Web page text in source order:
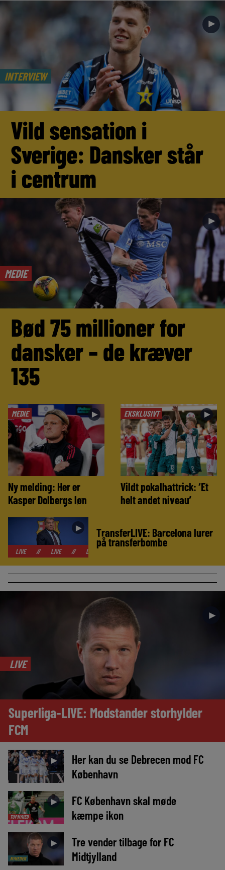
INTERVIEW
►
Vild sensation i
Sverige: Dansker står
i centrum
MEDIE
►
Bød 75 millioner for
dansker – de kræver
135
MEDIE ►
Ny melding: Her er
Kasper Dolbergs løn
EKSKLUSIVT ►
Vildt pokalhattrick: ‘Et
helt andet niveau’
►
LIVE LIVE LIVE
TransferLIVE: Barcelona lurer
på transferbombe
►
LIVE
Superliga-LIVE: Modstander storhylder
FCM
►
Her kan du se Debrecen mod FC
København
TOPNYHED
►
FC København skal møde
kæmpe ikon
NYHEDER
►
Tre vender tilbage for FC
Midtjylland